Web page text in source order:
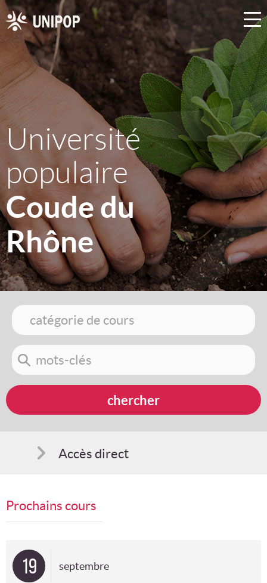
Université
populaire
Coude du
Rhône
Accès direct
Suggestions
Programme en PDF
Prochains cours
19 septembre